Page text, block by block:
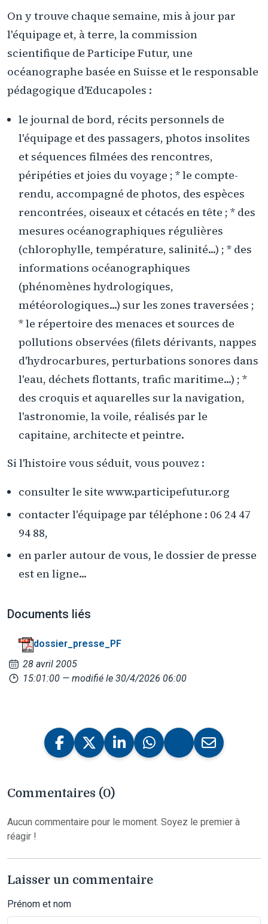
On y trouve chaque semaine, mis à jour par
l'équipage et, à terre, la commission
scientifique de Participe Futur, une
océanographe basée en Suisse et le responsable
pédagogique d'Educapoles :
le journal de bord, récits personnels de
l'équipage et des passagers, photos insolites
et séquences filmées des rencontres,
péripéties et joies du voyage ; * le compte-
rendu, accompagné de photos, des espèces
rencontrées, oiseaux et cétacés en tête ; * des
mesures océanographiques régulières
(chlorophylle, température, salinité...) ; * des
informations océanographiques
(phénomènes hydrologiques,
météorologiques...) sur les zones traversées ;
* le répertoire des menaces et sources de
pollutions observées (filets dérivants, nappes
d'hydrocarbures, perturbations sonores dans
l'eau, déchets flottants, trafic maritime...) ; *
des croquis et aquarelles sur la navigation,
l'astronomie, la voile, réalisés par le
capitaine, architecte et peintre.
Si l'histoire vous séduit, vous pouvez :
consulter le site www.participefutur.org
contacter l'équipage par téléphone : 06 24 47
94 88,
en parler autour de vous, le dossier de presse
est en ligne...
Documents liés
dossier_presse_PF
28 avril 2005
15:01:00 — modifié le 30/4/2026 06:00
Commentaires (0)
Aucun commentaire pour le moment. Soyez le premier à
réagir !
Laisser un commentaire
Prénom et nom